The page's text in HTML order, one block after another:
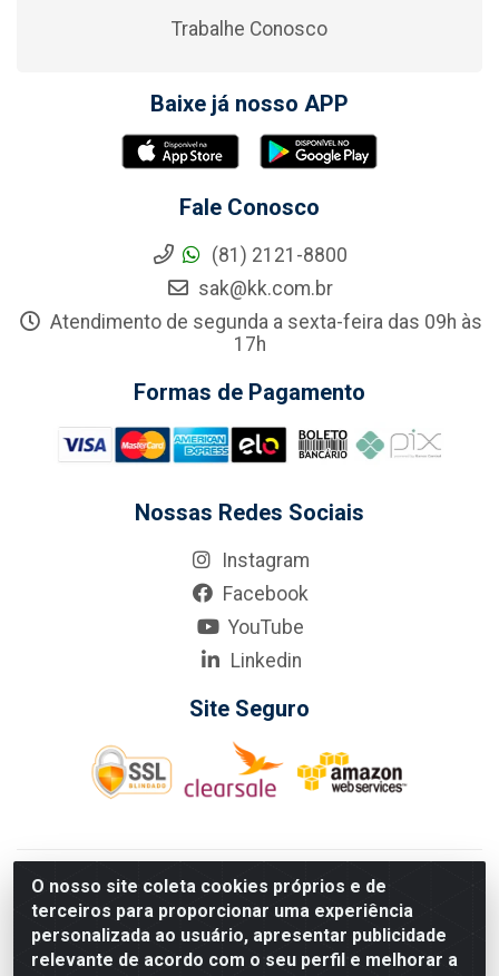
O nosso site coleta cookies próprios e de
terceiros para proporcionar uma experiência
personalizada ao usuário, apresentar publicidade
relevante de acordo com o seu perfil e melhorar a
Trabalhe Conosco
Baixe já nosso APP
Fale Conosco
(81) 2121-8800
sak@kk.com.br
Atendimento de segunda a sexta-feira das 09h às
17h
Formas de Pagamento
Nossas Redes Sociais
Instagram
Facebook
YouTube
Linkedin
Site Seguro
KarneKeijo Logistica Integrada LTDA - Rod. Br-101 Sul, nº3700
- Barro, Recife/PE, 50900-400 CNPJ: 24.150.377/0001-95
Estados atendidos pela KarneKeijo: PE, PB e RN.